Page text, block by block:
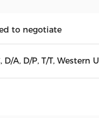
to negotiate
D/A, D/P, T/T, Western